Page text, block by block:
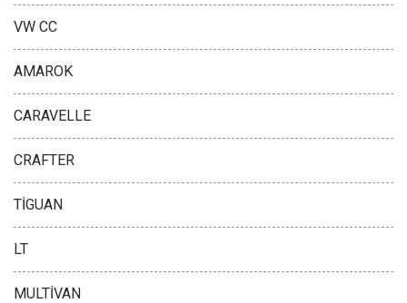
VW CC
AMAROK
CARAVELLE
CRAFTER
TİGUAN
LT
MULTİVAN